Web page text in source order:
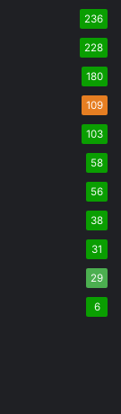
236
228
180
109
103
58
56
38
31
29
6